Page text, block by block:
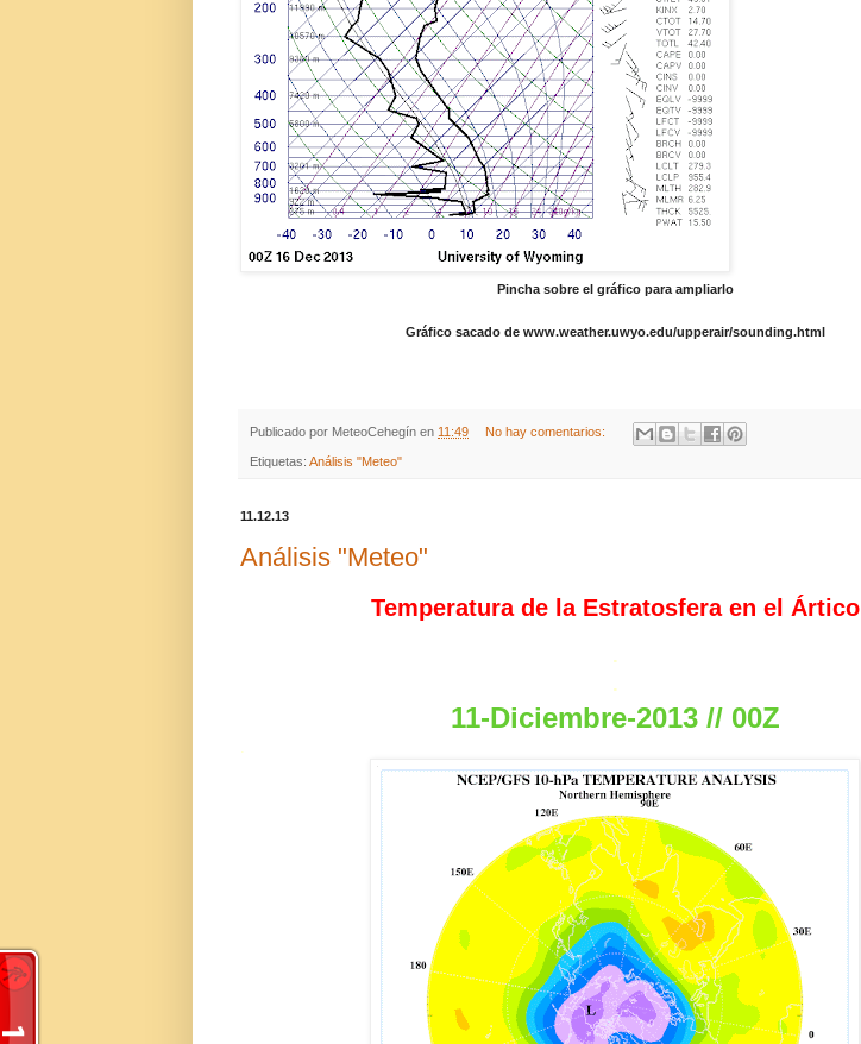
Pincha sobre el gráfico para ampliarlo
Gráfico sacado de www.weather.uwyo.edu/upperair/sounding.html
Publicado por MeteoCehegín en 11:49 No hay comentarios:
Etiquetas: Análisis "Meteo"
11.12.13
Análisis "Meteo"
Temperatura de la Estratosfera en el Ártico
.
.
11-Diciembre-2013 // 00Z